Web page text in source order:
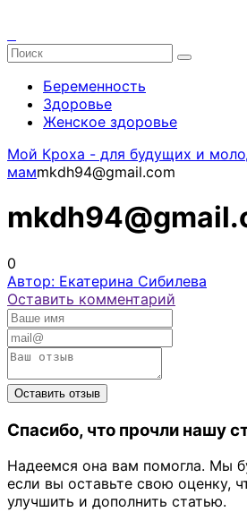
Беременность
Здоровье
Женское здоровье
Мой Кроха - для будущих и
мамmkdh94@gmail.com
0
Автор: Екатерина Сибилева
Оставить комментарий
Спасибо, что прочли нашу
Надеемся она вам помогла. Мы
если вы оставьте свою оценку,
улучшить и дополнить статью.